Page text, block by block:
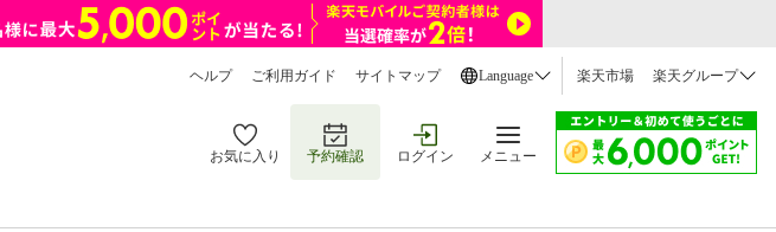
ヘルプ ご利用ガイド サイトマップ Language 楽天市場 楽天グループ
お気に入り 予約確認 ログイン メニュー